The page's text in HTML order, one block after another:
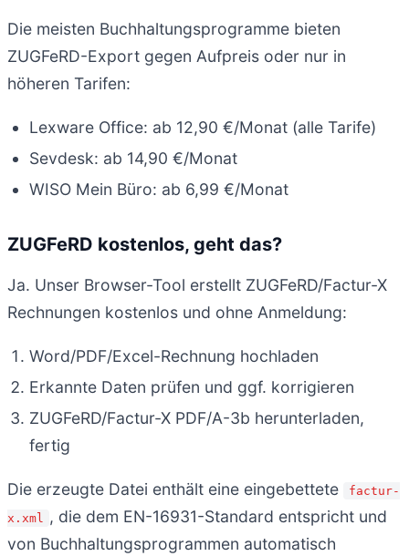
Die meisten Buchhaltungsprogramme bieten
ZUGFeRD-Export gegen Aufpreis oder nur in
höheren Tarifen:
Lexware Office: ab 12,90 €/Monat (alle Tarife)
Sevdesk: ab 14,90 €/Monat
WISO Mein Büro: ab 6,99 €/Monat
ZUGFeRD kostenlos, geht das?
Ja. Unser Browser-Tool erstellt ZUGFeRD/Factur-X
Rechnungen kostenlos und ohne Anmeldung:
Word/PDF/Excel-Rechnung hochladen
Erkannte Daten prüfen und ggf. korrigieren
ZUGFeRD/Factur-X PDF/A-3b herunterladen,
fertig
Die erzeugte Datei enthält eine eingebettete
factur-
x.xml
, die dem EN-16931-Standard entspricht und
von Buchhaltungsprogrammen automatisch